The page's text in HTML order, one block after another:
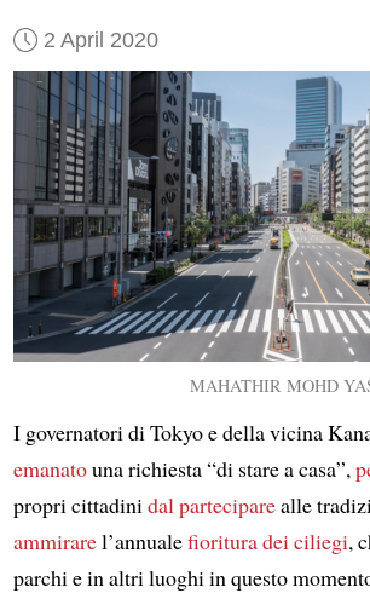
2 April 2020
MAHATHIR MOHD
I governatori di Tokyo e della vicina
emanatouna richiesta “di stare a casa”,
propri cittadini dal parteciparealle
ammirarel’annualefioritura dei ciliegi,
parchi e in altri luoghi in questo